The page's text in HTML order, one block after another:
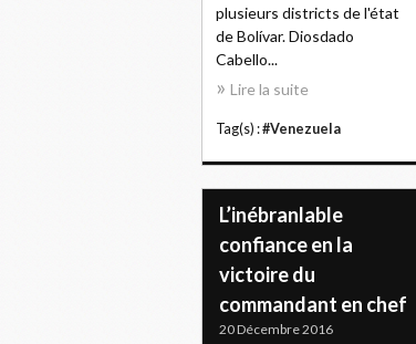
plusieurs districts de l'état
de Bolívar. Diosdado
Cabello...
Lire la suite
Tag(s) :#Venezuela
L’inébranlable
confiance en la
victoire du
commandant en chef
20 Décembre 2016